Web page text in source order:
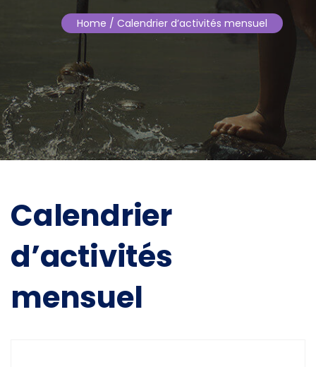
Home / Calendrier d’activités mensuel
Calendrier
d’activités
mensuel